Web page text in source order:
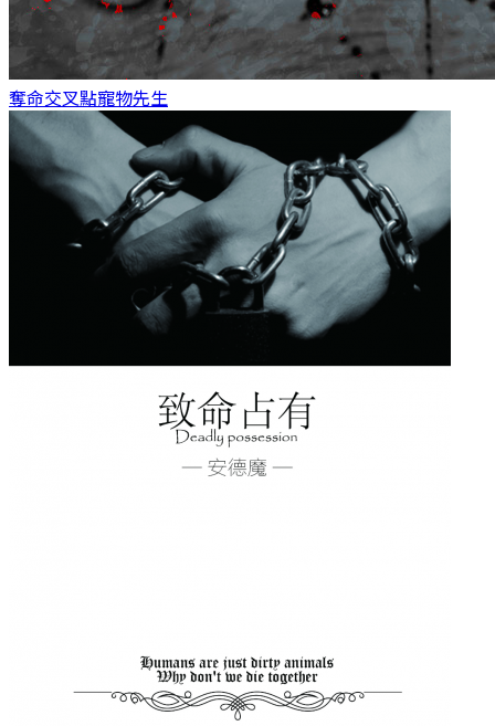
奪命交叉點寵物先生